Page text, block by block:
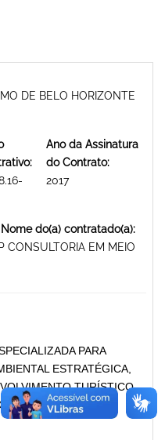
DE BELO HORIZONTE
Ano da Assinatura
do Contrato:
2017
do(a) contratado(a):
CONSULTORIA EM MEIO
PARA
ESTRATÉGICA,
TURÍSTICO
SERVIÇOS